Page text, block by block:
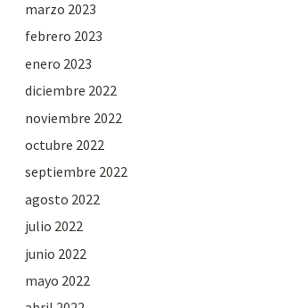
marzo 2023
febrero 2023
enero 2023
diciembre 2022
noviembre 2022
octubre 2022
septiembre 2022
agosto 2022
julio 2022
junio 2022
mayo 2022